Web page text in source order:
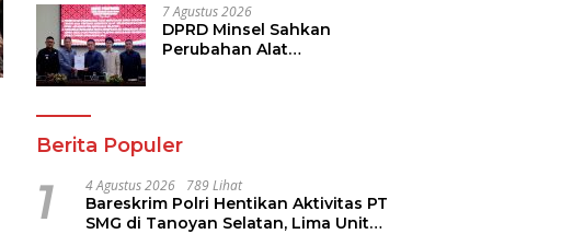
7 Agustus 2026
DPRD Minsel Sahkan
Perubahan Alat
Berita Populer
1 4 Agustus 2026 789 Lihat
Bareskrim Polri Hentikan Aktivitas PT
SMG di Tanoyan Selatan, Lima Unit